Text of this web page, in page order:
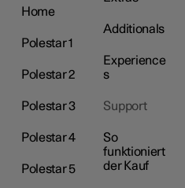
Home
Polestar 1
Polestar 2
Polestar 3
Polestar 4
Polestar 5
Additionals
Experience
s
Support
So
funktioniert
der Kauf